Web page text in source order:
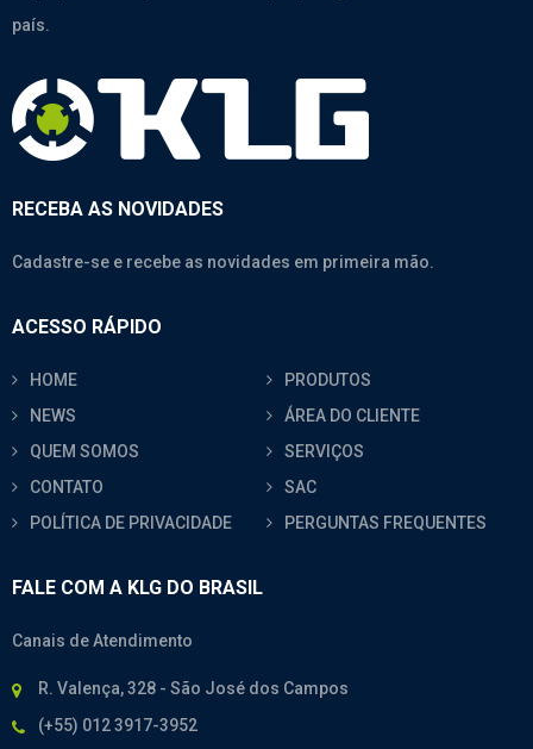
país.
RECEBA AS NOVIDADES
Cadastre-se e recebe as novidades em primeira mão.
ACESSO RÁPIDO
HOME
PRODUTOS
NEWS
ÁREA DO CLIENTE
QUEM SOMOS
SERVIÇOS
CONTATO
SAC
POLÍTICA DE PRIVACIDADE
PERGUNTAS FREQUENTES
FALE COM A KLG DO BRASIL
Canais de Atendimento
R. Valença, 328 - São José dos Campos
(+55) 012 3917-3952